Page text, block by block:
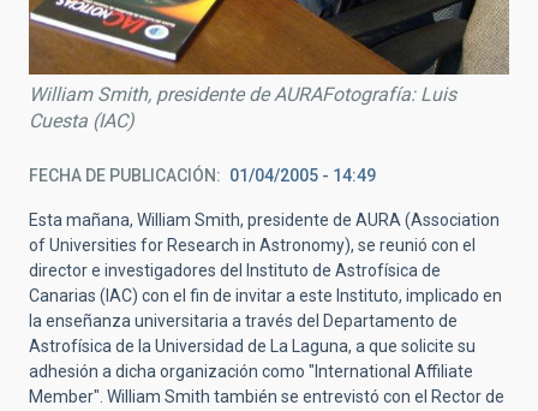
William Smith, presidente de AURAFotografía: Luis
Cuesta (IAC)
FECHA DE PUBLICACIÓN 01/04/2005 - 14:49
Esta mañana, William Smith, presidente de AURA (Association
of Universities for Research in Astronomy), se reunió con el
director e investigadores del Instituto de Astrofísica de
Canarias (IAC) con el fin de invitar a este Instituto, implicado en
la enseñanza universitaria a través del Departamento de
Astrofísica de la Universidad de La Laguna, a que solicite su
adhesión a dicha organización como "International Affiliate
Member". William Smith también se entrevistó con el Rector de